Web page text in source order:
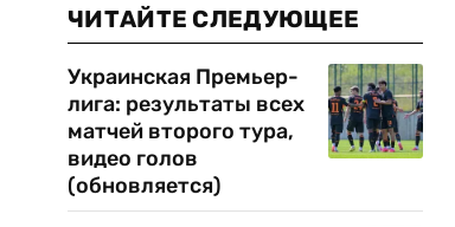
ЧИТАЙТЕ СЛЕДУЮЩЕЕ
Украинская Премьер-
лига: результаты всех
матчей второго тура,
видео голов
(обновляется)